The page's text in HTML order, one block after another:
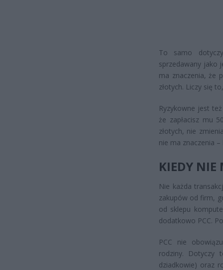
To samo
sprzedawany jako
ma znaczenia, że
złotych. Liczy się
Ryzykowne jest
że zapłacisz mu
złotych, nie
nie ma znaczenia
KIEDY NIE
Nie każda
zakupów od firm,
od sklepu
dodatkowo PCC.
PCC nie
rodziny. Dotyczy
dziadkowie) oraz